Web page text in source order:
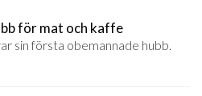
för mat och kaffe
sin första obemannade hubb.